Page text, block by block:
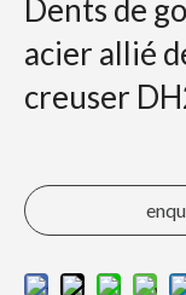
Dents de
acier allié
creuser